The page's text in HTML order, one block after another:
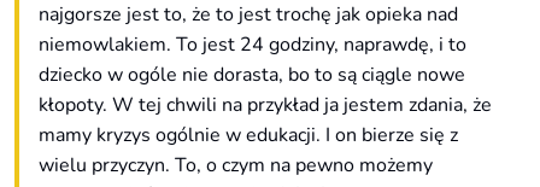
najgorsze jest to, że to jest trochę jak opieka nad
niemowlakiem. To jest 24 godziny, naprawdę, i to
dziecko w ogóle nie dorasta, bo to są ciągle nowe
kłopoty. W tej chwili na przykład ja jestem zdania, że
mamy kryzys ogólnie w edukacji. I on bierze się z
wielu przyczyn. To, o czym na pewno możemy